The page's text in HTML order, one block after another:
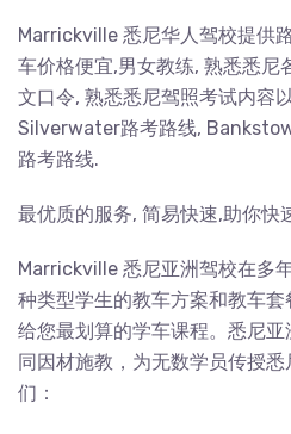
Marrickville 悉尼华人驾校提供
车价格便宜,男女教练, 熟悉悉尼
文口令, 熟悉悉尼驾照考试内容
Silverwater路考路线,
路考路线.
最优质的服务, 简易快速,助你快
Marrickville 悉尼亚洲驾校在多
种类型学生的教车方案和教车套
给您最划算的学车课程。悉尼
同因材施教，为无数学员传授
们：